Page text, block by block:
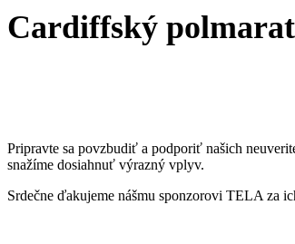
Cardiffský
Pripravte sa povzbudiť a podporiť našich
snažíme dosiahnuť výrazný vplyv.
Srdečne ďakujeme nášmu sponzorovi TELA za